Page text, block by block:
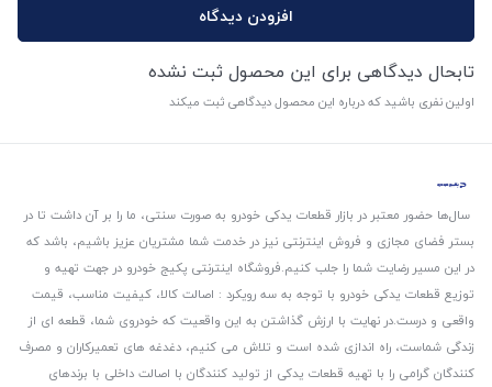
افزودن دیدگاه
تابحال دیدگاهی برای این محصول ثبت نشده
اولین نفری باشید که درباره این محصول دیدگاهی ثبت میکند
سال‌ها حضور معتبر در بازار قطعات یدکی خودرو به صورت سنتی، ما را بر آن داشت تا در
بستر فضای مجازی و فروش اینترنتی نیز در خدمت شما مشتریان عزیز باشیم، باشد که
در این مسیر رضایت شما را جلب کنیم.فروشگاه اینترنتی پکیج خودرو در جهت تهیه و
توزیع قطعات یدکی خودرو با توجه به سه رویکرد : اصالت کالا، کیفیت مناسب، قیمت
واقعی و درست.در نهایت با ارزش گذاشتن به این واقعیت که خودروی شما، قطعه ای از
زندگی شماست، راه اندازی شده است و تلاش می کنیم، دغدغه های تعمیرکاران و مصرف
کنندگان گرامی را با تهیه قطعات یدکی از تولید کنندگان با اصالت داخلی با برندهای